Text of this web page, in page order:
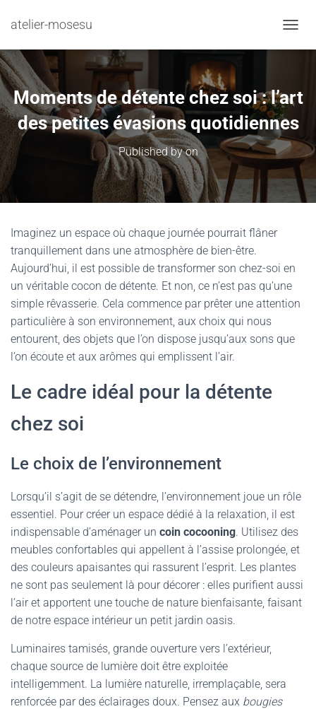
atelier-mosesu
Moments de détente chez soi : l’art
des petites évasions quotidiennes
Published byon
Imaginez un espace où chaque journée pourrait flâner
tranquillement dans une atmosphère de bien-être.
Aujourd’hui, il est possible de transformer son chez-soi en
un véritable cocon de détente. Et non, ce n’est pas qu’une
simple rêvasserie. Cela commence par prêter une attention
particulière à son environnement, aux choix qui nous
entourent, des objets que l’on dispose jusqu’aux sons que
l’on écoute et aux arômes qui emplissent l’air.
Le cadre idéal pour la détente
chez soi
Le choix de l’environnement
Lorsqu’il s’agit de se détendre, l’environnement joue un rôle
essentiel. Pour créer un espace dédié à la relaxation, il est
indispensable d’aménager un coin cocooning. Utilisez des
meubles confortables qui appellent à l’assise prolongée, et
des couleurs apaisantes qui rassurent l’esprit. Les plantes
ne sont pas seulement là pour décorer : elles purifient aussi
l’air et apportent une touche de nature bienfaisante, faisant
de notre espace intérieur un petit jardin oasis.
Luminaires tamisés, grande ouverture vers l’extérieur,
chaque source de lumière doit être exploitée
intelligemment. La lumière naturelle, irremplaçable, sera
renforcée par des éclairages doux. Pensez aux bougies